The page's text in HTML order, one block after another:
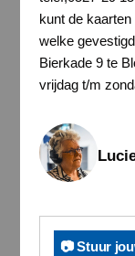
kunt de
welke
Bierkade 9 te
vrijdag t/m
📷 Stuur